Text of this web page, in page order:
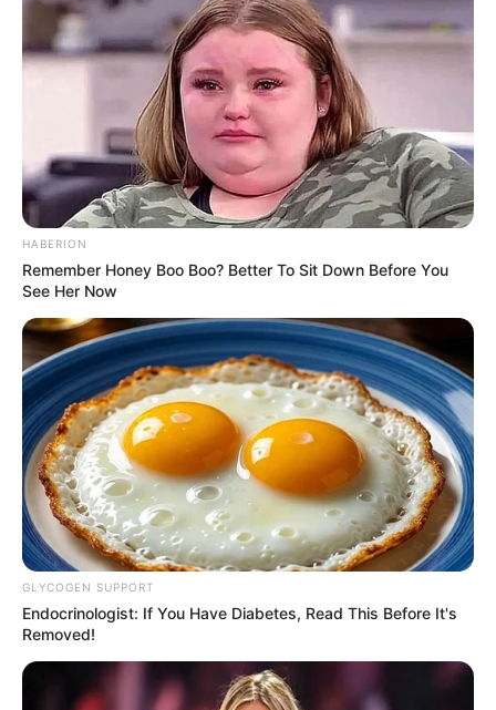
a" spielen
"Ich will dieses System zerstören": Horror-Regie-Tal
ent Jane Schoenbrun packt über bittere Studio-Absa
Zu verstörend für die Öffentlichkeit: Dieses Horrorfil
m-Poster wurde jetzt verboten
Überraschendes "X-Men"-Casting: Netflix-Star wird
zum Mutanten Cyclops
Ihr habt euch diesen Action-Kracher gekauft? Dann
habt ihr jetzt wahrscheinlich einen falschen Film zuh
ause! Das müsst ihr nun tun
Wir kriegen Christian Bale & Nicolas Cage NICHT i
m Kino zu sehen: "Madden" kommt direkt zu Amazo
n Prime Video
Kinos und Kinoprogramme in und um Schlitz mit
Hilfe von Yahoo suchen:
Auswahl von Veranstaltungen in Schlitz und im
Bundesland Hessen:
HABERION
Remember Honey Boo Boo? Better To Sit Down Before You
See Her Now
GLYCOGEN SUPPORT
Endocrinologist: If You Have Diabetes, Read This Before It's
Removed!